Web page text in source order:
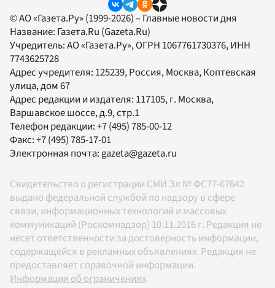
© АО «Газета.Ру» (1999-2026) – Главные новости дня
Название: Газета.Ru (Gazeta.Ru)
Учредитель:АО «Газета.Ру», ОГРН 1067761730376, ИНН
7743625728
Адрес учредителя: 125239, Россия, Москва, Коптевская
улица, дом 67
Адрес редакции и издателя: 117105, г. Москва,
Варшавское шоссе, д.9, стр.1
Телефон редакции:+7 (495) 785-00-12
Факс:+7 (495) 785-17-01
Электронная почта: gazeta@gazeta.ru
Свидетельство о регистрации СМИ Эл № ФС77-67642
выдано федеральной службой по надзору в сфере
связи, информационных технологий и массовых
коммуникаций (Роскомнадзор) 10.11.2016 г. Редакция не
несет ответственности за достоверность информации,
содержащейся в рекламных объявлениях. Редакция не
предоставляет справочной информации.
Информация об ограничениях